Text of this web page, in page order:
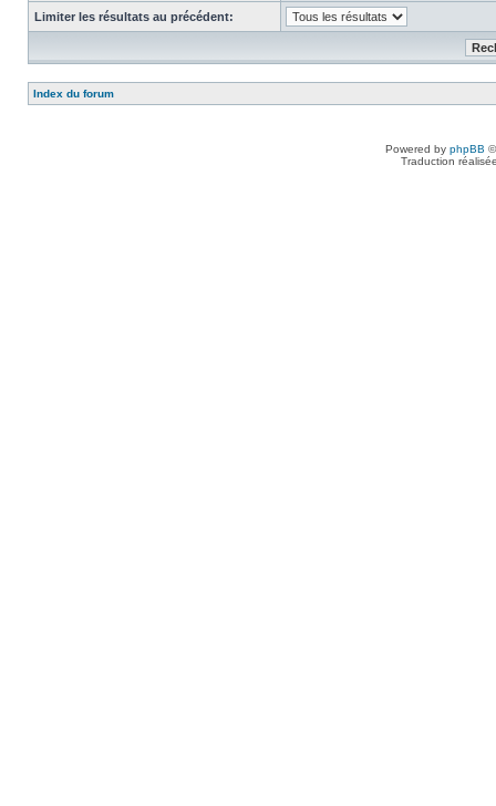
Limiter les résultats au précédent:
Index du forum
Powered by phpBB
Traduction